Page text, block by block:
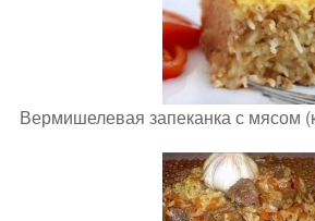
Вермишелевая запеканка с мясом